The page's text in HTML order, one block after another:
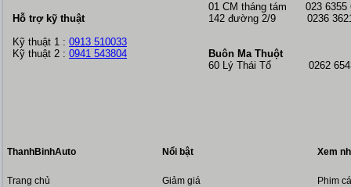
Hỗ trợ kỹ thuật
Kỹ thuật 1 : 0913 510033
Kỹ thuật 2 : 0941 543804
01 CM tháng tám 023 6355
142 đường 2/9 0236
Buôn Ma Thuột
60 Lý Thái Tổ 0262
ThanhBinhAuto
Trang chủ
Nổi bật
Giảm giá
Xem
Phim